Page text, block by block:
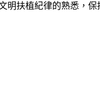
扶植紀律的熟悉，